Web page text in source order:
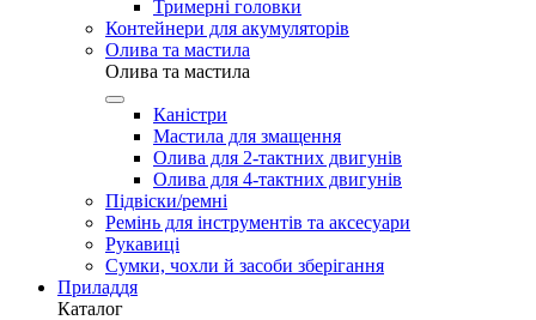
Тримерні головки
Контейнери для акумуляторів
Олива та мастила
Олива та мастила
Каністри
Мастила для змащення
Олива для 2-тактних двигунів
Олива для 4-тактних двигунів
Підвіски/ремні
Ремінь для інструментів та аксесуари
Рукавиці
Сумки, чохли й засоби зберігання
Приладдя
Каталог